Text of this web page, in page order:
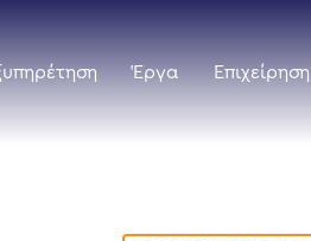
Έργα Επιχείρηση